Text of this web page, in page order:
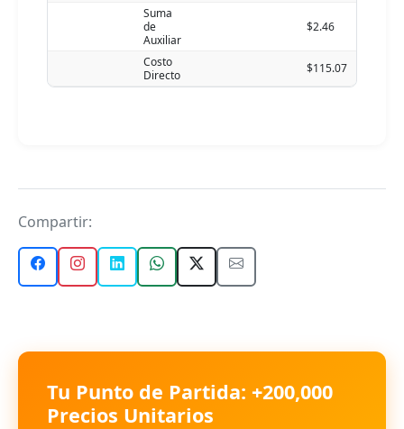
Suma
de
Auxiliar
$2.46
Costo
Directo
$115.07
Compartir:
Tu Punto de Partida: +200,000
Precios Unitarios